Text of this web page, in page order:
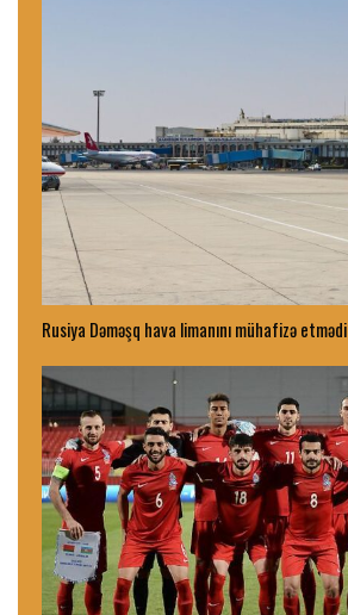
Rusiya Dəməşq hava limanını mühafizə etmədi